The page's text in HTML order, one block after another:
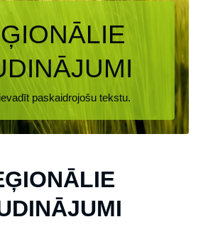
paskaidrojošu tekstu.